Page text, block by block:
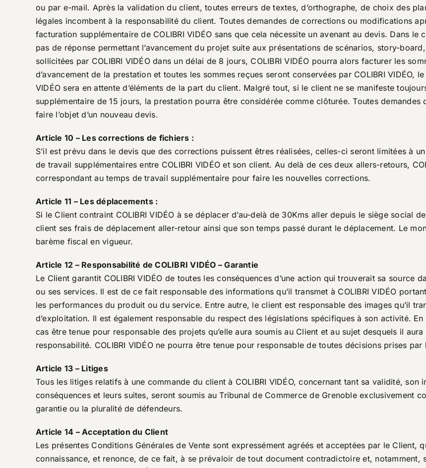
ou par e-mail. Après la validation du client, toutes erreurs de textes, d’orthographe, de choix des
légales incombent à la responsabilité du client. Toutes demandes de corrections ou modifications
facturation supplémentaire de COLIBRI VIDÉO sans que cela nécessite un avenant au devis. Dans
pas de réponse permettant l’avancement du projet suite aux présentations de scénarios, story-
sollicitées par COLIBRI VIDÉO dans un délai de 8 jours, COLIBRI VIDÉO pourra alors facturer les
d’avancement de la prestation et toutes les sommes reçues seront conservées par COLIBRI VIDÉO,
VIDÉO sera en attente d’éléments de la part du client. Malgré tout, si le client ne se manifeste
supplémentaire de 15 jours, la prestation pourra être considérée comme clôturée. Toutes
faire l’objet d’un nouveau devis.
Article 10 – Les corrections de fichiers :
S’il est prévu dans le devis que des corrections puissent êtres réalisées, celles-ci seront limitées à
de travail supplémentaires entre COLIBRI VIDÉO et son client. Au delà de ces deux allers-retours,
correspondant au temps de travail supplémentaire pour faire les nouvelles corrections.
Article 11 – Les déplacements :
Si le Client contraint COLIBRI VIDÉO à se déplacer d’au-delà de 30Kms aller depuis le siège social
client ses frais de déplacement aller-retour ainsi que son temps passé durant le déplacement. Le
barème fiscal en vigueur.
Article 12 – Responsabilité de COLIBRI VIDÉO – Garantie
Le Client garantit COLIBRI VIDÉO de toutes les conséquences d’une action qui trouverait sa source
ou ses services. Il est de ce fait responsable des informations qu’il transmet à COLIBRI VIDÉO
les performances du produit ou du service. Entre autre, le client est responsable des images qu’il
d’exploitation. Il est également responsable du respect des législations spécifiques à son activité. En
cas être tenue pour responsable des projets qu’elle aura soumis au Client et au sujet desquels il
responsabilité. COLIBRI VIDÉO ne pourra être tenue pour responsable de toutes décisions prises
Article 13 – Litiges
Tous les litiges relatifs à une commande du client à COLIBRI VIDÉO, concernant tant sa validité,
conséquences et leurs suites, seront soumis au Tribunal de Commerce de Grenoble exclusivement
garantie ou la pluralité de défendeurs.
Article 14 – Acceptation du Client
Les présentes Conditions Générales de Vente sont expressément agréés et acceptées par le Client,
connaissance, et renonce, de ce fait, à se prévaloir de tout document contradictoire et, notamment,